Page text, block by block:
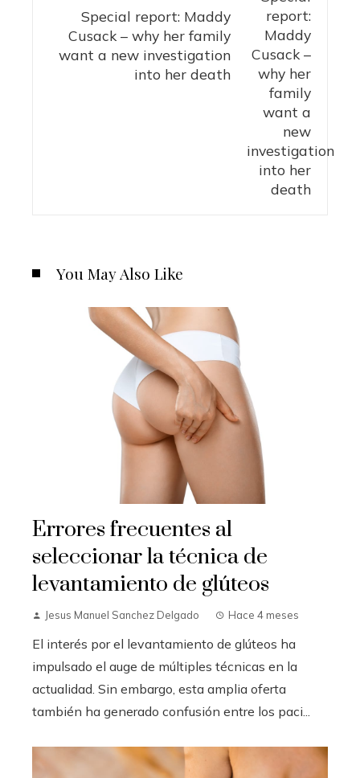
Special report: Maddy
Cusack – why her family
want a new investigation
into her death
You May Also Like
Errores frecuentes al
seleccionar la técnica de
levantamiento de glúteos
Jesus Manuel Sanchez Delgado Hace 4 meses
El interés por el levantamiento de glúteos ha
impulsado el auge de múltiples técnicas en la
actualidad. Sin embargo, esta amplia oferta
también ha generado confusión entre los paci...